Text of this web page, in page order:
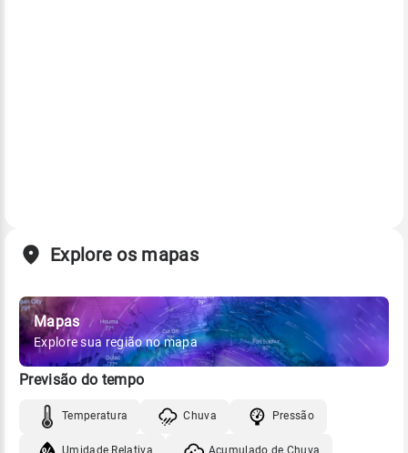
Explore os mapas
Mapas
Explore sua região no mapa
Previsão do tempo
Temperatura Chuva Pressão